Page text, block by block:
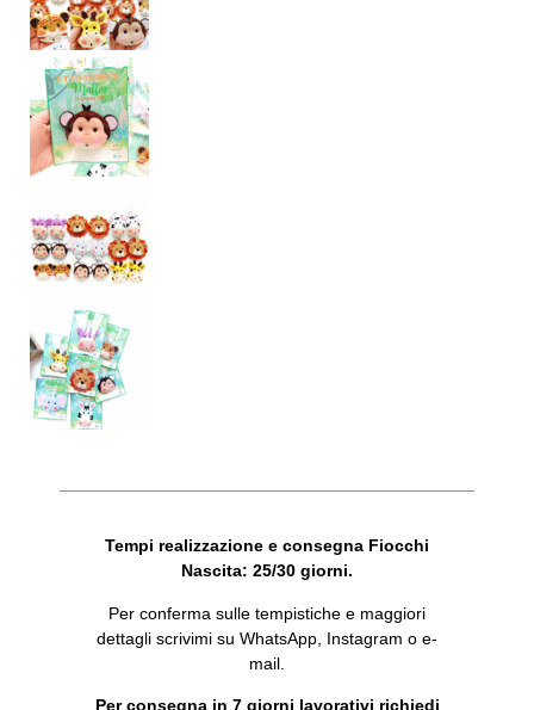
Tempi realizzazione e consegna Fiocchi
Nascita: 25/30 giorni.
Per conferma sulle tempistiche e maggiori
dettagli scrivimi su WhatsApp, Instagram o e-
mail.
Per consegna in 7 giorni lavorativi richiedi